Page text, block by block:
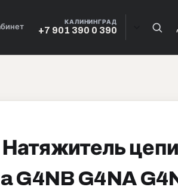
КАЛИНИНГРАД
+7 901 390 0 390
цепи
G4NB G4NA